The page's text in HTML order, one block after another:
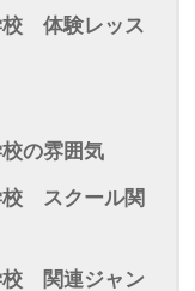
校 体験レッス
の雰囲気
校 スクール関
校 関連ジャン